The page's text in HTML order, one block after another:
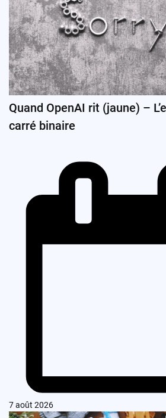
Quand OpenAI rit (jaune) –
carré binaire
7 août 2026